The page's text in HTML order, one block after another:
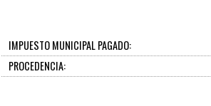
IMPUESTO MUNICIPAL PAGADO:
PROCEDENCIA: